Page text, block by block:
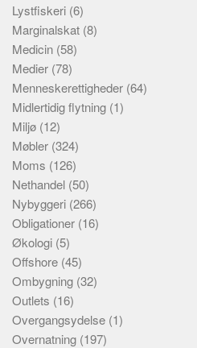
Lystfiskeri (6)
Marginalskat (8)
Medicin (58)
Medier (78)
Menneskerettigheder (64)
Midlertidig flytning (1)
Miljø (12)
Møbler (324)
Moms (126)
Nethandel (50)
Nybyggeri (266)
Obligationer (16)
Økologi (5)
Offshore (45)
Ombygning (32)
Outlets (16)
Overgangsydelse (1)
Overnatning (197)